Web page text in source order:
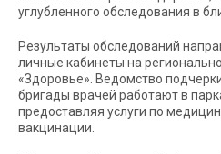
углубленного обследования в
Результаты обследований
личные кабинеты на
«Здоровье». Ведомство
бригады врачей работают в
предоставляя услуги по
вакцинации.